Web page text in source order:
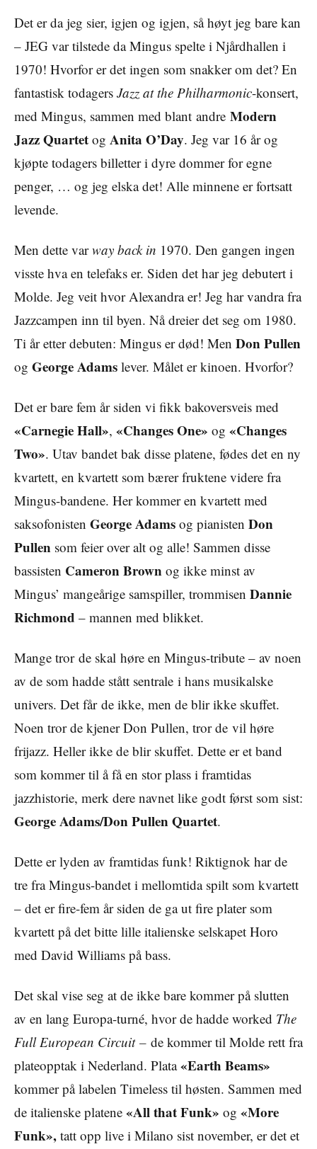
Det er da jeg sier, igjen og igjen, så høyt jeg bare kan
– JEG var tilstede da Mingus spelte i Njårdhallen i
1970! Hvorfor er det ingen som snakker om det? En
fantastisk todagers Jazz at the Philharmonic-konsert,
med Mingus, sammen med blant andre Modern
Jazz Quartet og Anita O’Day. Jeg var 16 år og
kjøpte todagers billetter i dyre dommer for egne
penger, … og jeg elska det! Alle minnene er fortsatt
levende.
Men dette varway back in 1970. Den gangen ingen
visste hva en telefaks er. Siden det har jeg debutert i
Molde. Jeg veit hvor Alexandra er! Jeg har vandra fra
Jazzcampen inn til byen. Nå dreier det seg om 1980.
Ti år etter debuten: Mingus er død! Men Don Pullen
og George Adams lever. Målet er kinoen. Hvorfor?
Det er bare fem år siden vi fikk bakoversveis med
«Carnegie Hall», «Changes One» og «Changes
Two». Utav bandet bak disse platene, fødes det en ny
kvartett, en kvartett som bærer fruktene videre fra
Mingus-bandene. Her kommer en kvartett med
saksofonisten George Adams og pianisten Don
Pullen som feier over alt og alle! Sammen disse
bassisten Cameron Brown og ikke minst av
Mingus’ mangeårige samspiller, trommisen Dannie
Richmond – mannen med blikket.
Mange tror de skal høre en Mingus-tribute – av noen
av de som hadde stått sentrale i hans musikalske
univers. Det får de ikke, men de blir ikke skuffet.
Noen tror de kjener Don Pullen, tror de vil høre
frijazz. Heller ikke de blir skuffet. Dette er et band
som kommer til å få en stor plass i framtidas
jazzhistorie, merk dere navnet like godt først som sist:
George Adams/Don Pullen Quartet.
Dette er lyden av framtidas funk! Riktignok har de
tre fra Mingus-bandet i mellomtida spilt som kvartett
– det er fire-fem år siden de ga ut fire plater som
kvartett på det bitte lille italienske selskapet Horo
med David Williams på bass.
Det skal vise seg at de ikke bare kommer på slutten
av en lang Europa-turné, hvor de hadde worked The
Full European Circuit – de kommer til Molde rett fra
plateopptak i Nederland. Plata«Earth Beams»
kommer på labelen Timeless til høsten. Sammen med
de italienske platene «All that Funk» og «More
Funk», tatt opp live i Milano sist november, er det et